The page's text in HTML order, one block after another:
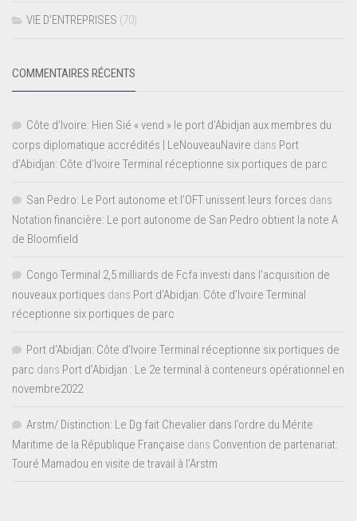
VIE D’ENTREPRISES (70)
COMMENTAIRES RÉCENTS
Côte d'Ivoire: Hien Sié « vend » le port d'Abidjan aux membres du
corps diplomatique accrédités | LeNouveauNavire dans Port
d’Abidjan: Côte d’Ivoire Terminal réceptionne six portiques de parc
San Pedro: Le Port autonome et l’OFT unissent leurs forces dans
Notation financière: Le port autonome de San Pedro obtient la note A
de Bloomfield
Congo Terminal 2,5 milliards de Fcfa investi dans l’acquisition de
nouveaux portiques dans Port d’Abidjan: Côte d’Ivoire Terminal
réceptionne six portiques de parc
Port d'Abidjan: Côte d’Ivoire Terminal réceptionne six portiques de
parc dans Port d’Abidjan : Le 2e terminal à conteneurs opérationnel en
novembre2022
Arstm/ Distinction: Le Dg fait Chevalier dans l’ordre du Mérite
Maritime de la République Française dans Convention de partenariat:
Touré Mamadou en visite de travail à l’Arstm